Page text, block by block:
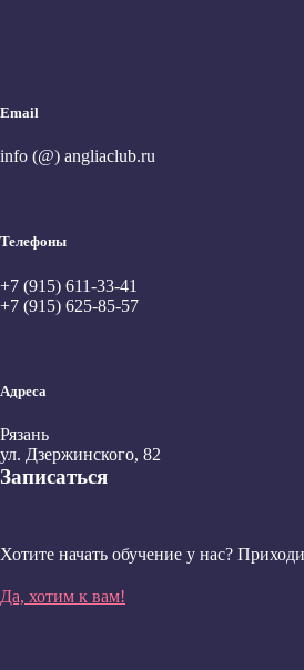
Email
info (@) angliaclub.ru
Телефоны
+7 (915) 611-33-41
+7 (915) 625-85-57
Адреса
Рязань
ул. Дзержинского, 82
Записаться
Хотите начать обучение у нас?
Да, хотим к вам!